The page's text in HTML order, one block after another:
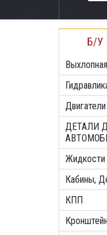
Б/У
ДЕТАЛИ
Жидкости
Кабины,
КПП